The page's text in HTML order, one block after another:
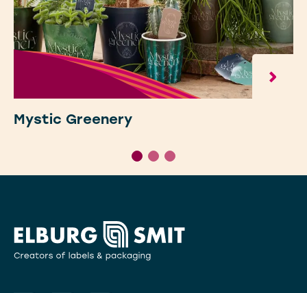
Mystic Greenery